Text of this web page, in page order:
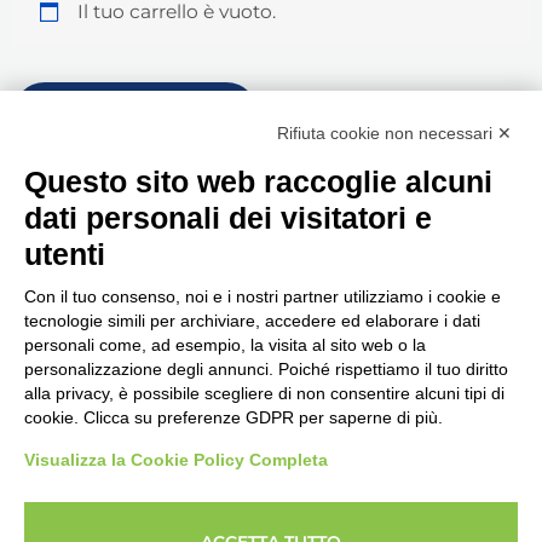
Il tuo carrello è vuoto.
Seguici, siamo in continuo
aggiornamento...
Rifiuta cookie non necessari ✕
Questo sito web raccoglie alcuni
dati personali dei visitatori e
utenti
Con il tuo consenso, noi e i nostri partner utilizziamo i cookie e
tecnologie simili per archiviare, accedere ed elaborare i dati
personali come, ad esempio, la visita al sito web o la
personalizzazione degli annunci. Poiché rispettiamo il tuo diritto
alla privacy, è possibile scegliere di non consentire alcuni tipi di
cookie. Clicca su preferenze GDPR per saperne di più.
Visualizza la Cookie Policy Completa